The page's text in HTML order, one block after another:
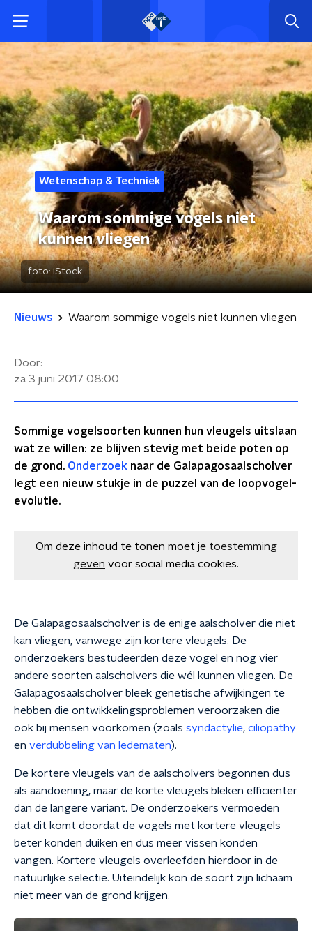
Wetenschap & Techniek
Waarom sommige vogels niet
kunnen vliegen
foto: iStock
Nieuws Waarom sommige vogels niet kunnen vliegen
Door:
za 3 juni 2017 08:00
Sommige vogelsoorten kunnen hun vleugels uitslaan
wat ze willen: ze blijven stevig met beide poten op
de grond. Onderzoek naar de Galapagosaalscholver
legt een nieuw stukje in de puzzel van de loopvogel-
evolutie.
Om deze inhoud te tonen moet je toestemming
geven voor social media cookies.
De Galapagosaalscholver is de enige aalscholver die niet
kan vliegen, vanwege zijn kortere vleugels. De
onderzoekers bestudeerden deze vogel en nog vier
andere soorten aalscholvers die wél kunnen vliegen. De
Galapagosaalscholver bleek genetische afwijkingen te
hebben die ontwikkelingsproblemen veroorzaken die
ook bij mensen voorkomen (zoals syndactylie, ciliopathy
en verdubbeling van ledematen).
De kortere vleugels van de aalscholvers begonnen dus
als aandoening, maar de korte vleugels bleken efficiënter
dan de langere variant. De onderzoekers vermoeden
dat dit komt doordat de vogels met kortere vleugels
beter konden duiken en dus meer vissen konden
vangen. Kortere vleugels overleefden hierdoor in de
natuurlijke selectie. Uiteindelijk kon de soort zijn lichaam
niet meer van de grond krijgen.